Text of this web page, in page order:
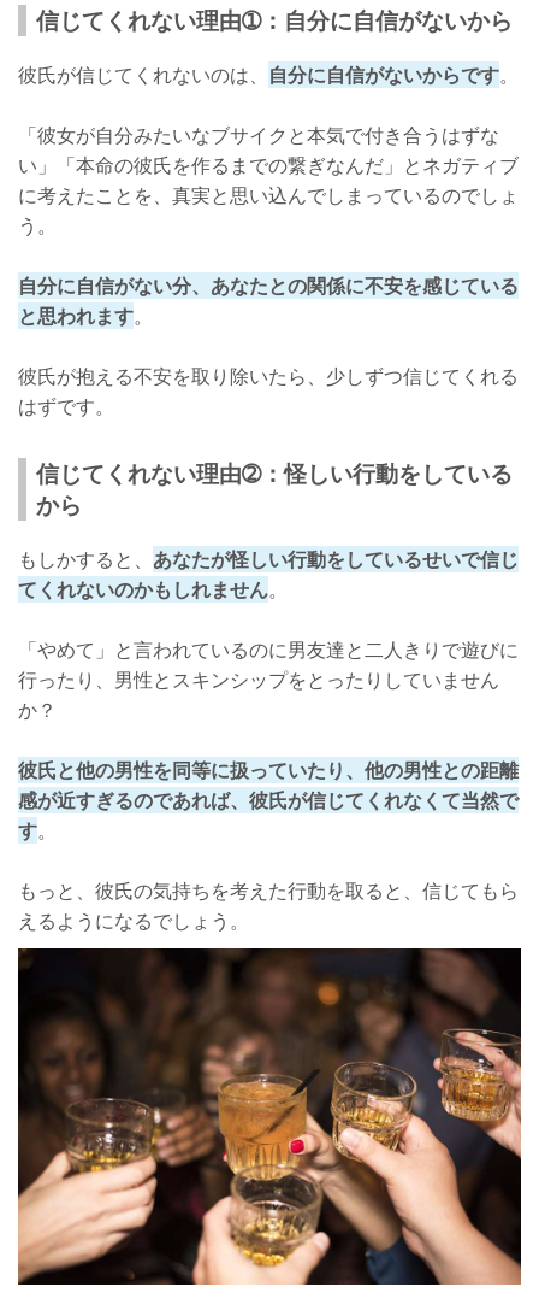
信じてくれない理由➀：自分に自信がないから
彼氏が信じてくれないのは、 自分に自信がないからです。
「彼女が自分みたいなブサイクと本気で付き合うはずな
い」「本命の彼氏を作るまでの繋ぎなんだ」とネガティブ
に考えたことを、真実と思い込んでしまっているのでしょ
う。
自分に自信がない分、あなたとの関係に不安を感じている
と思われます。
彼氏が抱える不安を取り除いたら、少しずつ信じてくれる
はずです。
信じてくれない理由➁：怪しい行動をしている
から
もしかすると、 あなたが怪しい行動をしているせいで信じ
てくれないのかもしれません。
「やめて」と言われているのに男友達と二人きりで遊びに
行ったり、男性とスキンシップをとったりしていません
か？
彼氏と他の男性を同等に扱っていたり、他の男性との距離
感が近すぎるのであれば、彼氏が信じてくれなくて当然で
す。
もっと、彼氏の気持ちを考えた行動を取ると、信じてもら
えるようになるでしょう。